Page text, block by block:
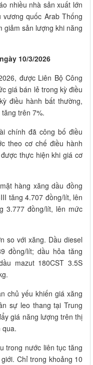
nhiều nhà sản xuất lớn
quốc Arab Thống
giảm sản lượng khi năng
10/3/2026
được Liên Bộ Công
giá bán lẻ trong kỳ điều
điều hành bất thường,
trên 7%.
chính đã công bố điều
theo cơ chế điều hành
thực hiện khi giá cơ
hàng xăng dầu đồng
tăng 4.707 đồng/lít, lên
3.777 đồng/lít, lên mức
so với xăng. Dầu diesel
đồng/lít; dầu hỏa tăng
mazut 180CST 3.5S
chủ yếu khiến giá xăng
sự leo thang tại Trung
giá năng lượng trên thị
qua.
trong nước liên tục tăng
Chỉ trong khoảng 10